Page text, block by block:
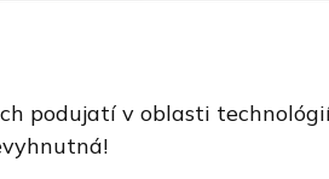
podujatí v oblasti